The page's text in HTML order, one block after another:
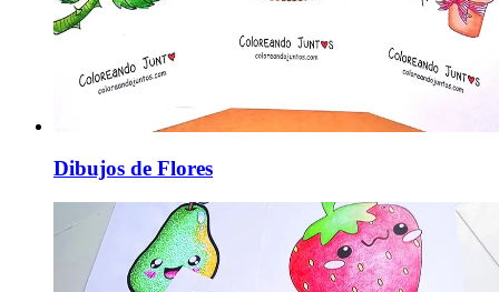
Dibujos de Flores